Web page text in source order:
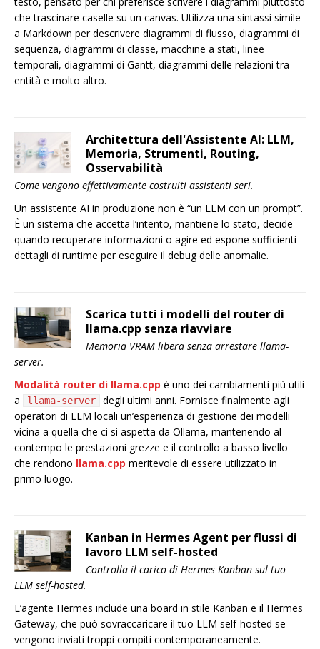
che trascinare caselle su un canvas. Utilizza una sintassi simile
a Markdown per descrivere diagrammi di flusso, diagrammi di
sequenza, diagrammi di classe, macchine a stati, linee
temporali, diagrammi di Gantt, diagrammi delle relazioni tra
entità e molto altro.
Architettura dell'Assistente AI: LLM,
Memoria, Strumenti, Routing,
Osservabilità
Come vengono effettivamente costruiti assistenti seri.
Un assistente AI in produzione non è “un LLM con un prompt”.
È un sistema che accetta l’intento, mantiene lo stato, decide
quando recuperare informazioni o agire ed espone sufficienti
dettagli di runtime per eseguire il debug delle anomalie.
Scarica tutti i modelli del router di
llama.cpp senza riavviare
Memoria VRAM libera senza arrestare llama-
server.
Modalità router di llama.cpp è uno dei cambiamenti più utili
a
llama-server
degli ultimi anni. Fornisce finalmente agli
operatori di LLM locali un’esperienza di gestione dei modelli
vicina a quella che ci si aspetta da Ollama, mantenendo al
contempo le prestazioni grezze e il controllo a basso livello
che rendono llama.cpp meritevole di essere utilizzato in
primo luogo.
Kanban in Hermes Agent per flussi di
lavoro LLM self-hosted
Controlla il carico di Hermes Kanban sul tuo
LLM self-hosted.
L’agente Hermes include una board in stile Kanban e il Hermes
Gateway, che può sovraccaricare il tuo LLM self-hosted se
vengono inviati troppi compiti contemporaneamente.